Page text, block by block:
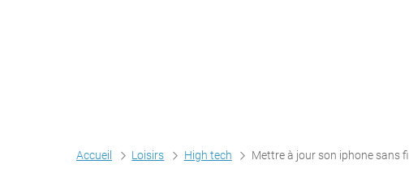
Accueil Loisirs High tech Mettre à jour son iphone sans fil